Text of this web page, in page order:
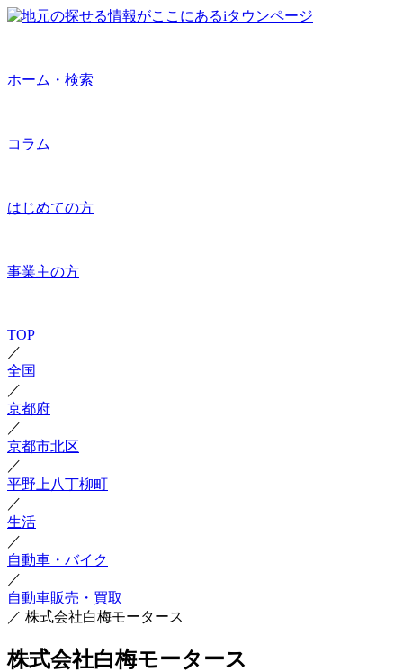
ホーム・検索
コラム
はじめての方
事業主の方
TOP
／
全国
／
京都府
／
京都市北区
／
平野上八丁柳町
／
生活
／
自動車・バイク
／
自動車販売・買取
／ 株式会社白梅モータース
株式会社白梅モータース